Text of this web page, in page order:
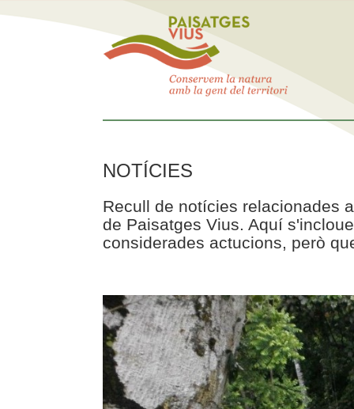
NOTÍCIES
Recull de notícies relacionades
de Paisatges Vius. Aquí
considerades actucions, però